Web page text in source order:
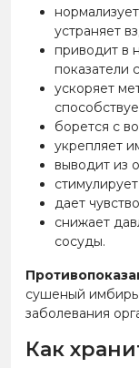
устраняет
приводит в
показатели
ускоряет
борется с
укрепляет
выводит из
дает
снижает
сосуды.
сушеный
заболевания
Как